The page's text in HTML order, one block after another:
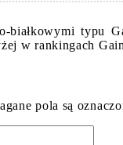
białkowymi typu
w rankingach
pola są